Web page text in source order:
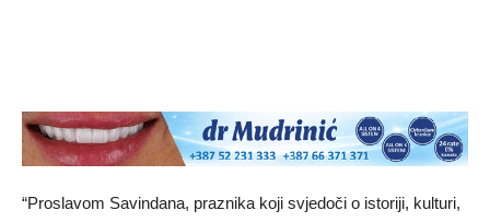
“Proslavom Savindana, praznika koji svjedoči o istoriji, kulturi,